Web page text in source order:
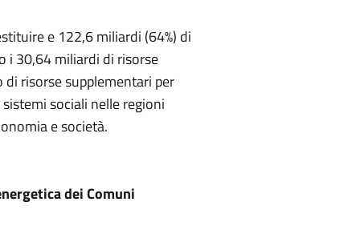
e 122,6 miliardi (64%) di
i 30,64 miliardi di risorse
di risorse supplementari per
sociali nelle regioni
e società.
dei Comuni